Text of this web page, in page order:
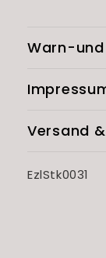
Warn-
Versand
SKU:
EzlStk0031